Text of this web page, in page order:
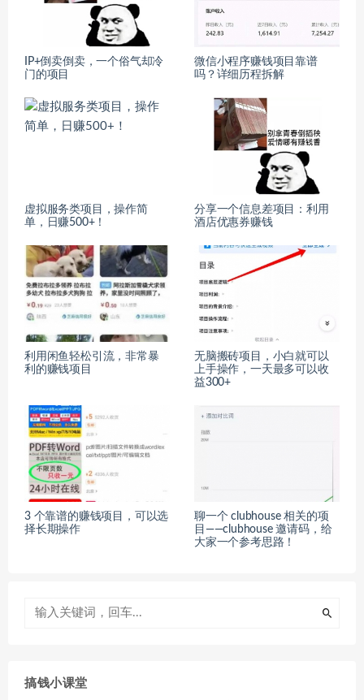
IP+倒卖倒卖，一个俗气却冷
门的项目
微信小程序赚钱项目靠谱
吗？详细历程拆解
虚拟服务类项目，操作简
单，日赚500+！
分享一个信息差项目：利用
酒店优惠券赚钱
利用闲鱼轻松引流，非常暴
利的赚钱项目
无脑搬砖项目，小白就可以
上手操作，一天最多可以收
益300+
3 个靠谱的赚钱项目，可以选
择长期操作
聊一个 clubhouse 相关的项
目——clubhouse 邀请码，给
大家一个参考思路！
搞钱小课堂